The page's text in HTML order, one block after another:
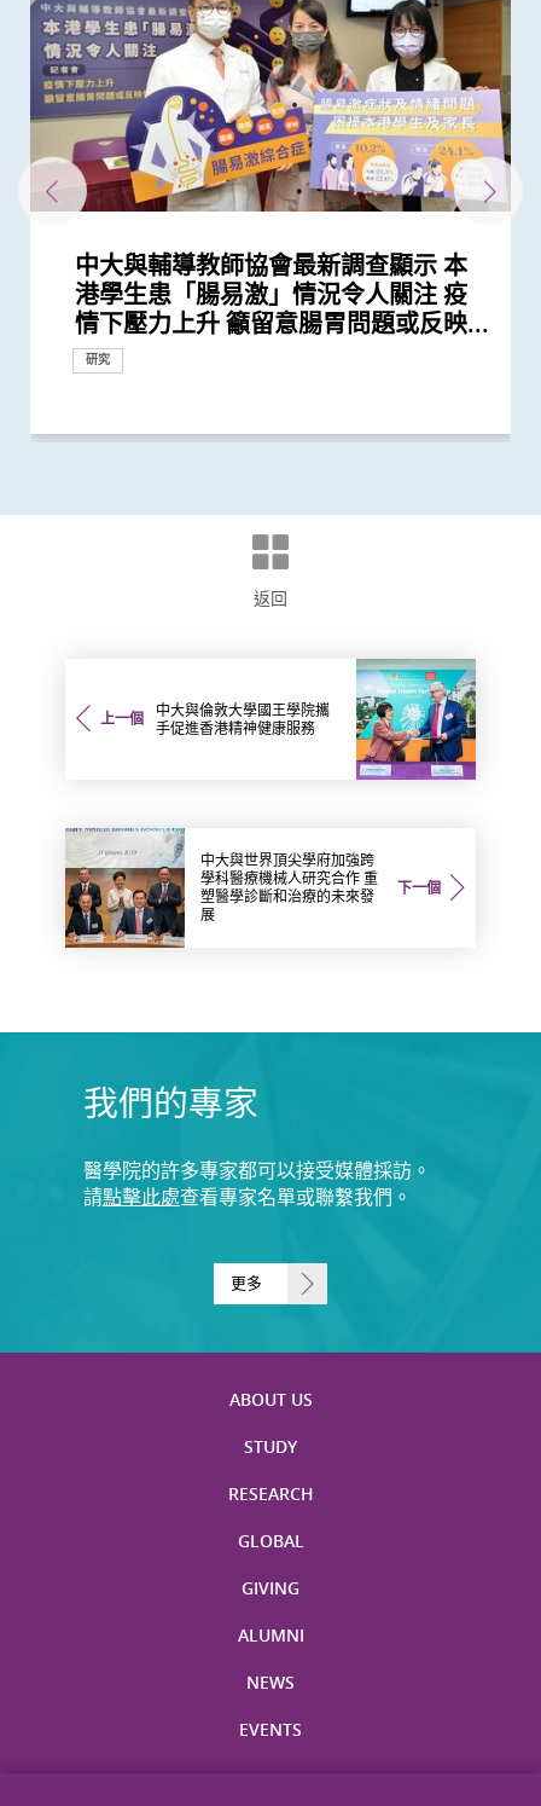
中大與輔導教師協會最新調查顯示 本
港學生患「腸易激」情況令人關注 疫
情下壓力上升 籲留意腸胃問題或反映...
研究
中大全球首項研究確認新大腸癌高風險
群組
研究
中大利用腸道微生物辨別慢性腸道疾病
研究
中大研究顯示新冠肺炎患者常見有肝臟
受損問題 建議監測患者肝功能 及早發
現病情惡化
研究
中大研究揭示全球大腸癌發病率有年輕
化趨勢
研究
中大公布世界首個全球「炎症性腸病」
於本世紀發病率及流行率系統性回顧研
究 發現本港發病率於過去30年急升...
研究
中大公布全球首個幽門螺旋菌流行病學
大型分析 揭全球44億人感染 亞洲包括
香港逾半人口為帶菌者
研究
中大夥澳洲專家研究東半球炎症性腸病
獲近年最大研究資助金額 勢揭腸道微
生物群之謎
研究
中大研究「腸道微生物移植」治療難辨
梭菌感染 治癒率為傳統抗生素治療的3
倍
研究
中大醫學院成功植入「脈衝產生器」醫
治胃酸倒流
外科創新技術
香港和澳門的炎症性腸病新增個案高踞
亞太區首三位 中大成立資料庫助市民
增加認知
研究
「賽馬會年輕糖尿支援計劃」為逾900
糖尿病年青患者提供連續血糖監測儀
數據顯示有效管控血糖 大幅降低嚴...
健康推廣計劃
與牛津大學十年研究合作 中大開發首
個華人糖尿預後預測模型
研究
中大醫學院長達近20年追蹤研究 揭示
妊娠糖尿及懷孕期血糖上升對孕婦及子
女的長期健康風險
研究
中大研究發現2型糖尿病對香港生產力
及經濟造成重大損失 年輕群組影響尤
為嚴重
研究
中大銀屑病關節炎研究重要突破 成功
修復受損關節骨頭 亦可保護關節結構
預防變形惡化
研究
中大發現調整生活方式的介入治療方案
可減輕近七成愛滋病病毒感染者的代謝
性脂肪肝病情
研究
中大威院成功以單一導管同時修補二尖
瓣及三尖瓣 治療嚴重心瓣倒流新突破
研究
中大利用大數據成功開發機器學習模型
精準預測老年糖尿病患者未來一年罹患
嚴重低血糖的風險
研究
中大研究顯示類風濕關節炎患者日服5
毫克皮質類固醇 出現心血管疾病的風
險增一倍
研究
新冠疫苗復必泰及科興引發之「T細胞
反應」可有效預防不同新冠病毒變異株
引起的嚴重疾病
研究
中大發現小腸癌在全球及本港發病率明
顯上升 高收入地區發病率較高
研究
中大發現新基因標記可預測糖尿病人患
冠心病風險 凸顯糖尿病精準治療的潛
力
研究
中大研究證實新冠口服藥有效降低院舍
長者五成入院風險及防止病情惡化
研究
中大醫學院腸胃科率領全球多國專家制
定臨床指引 以「非入侵性生物標誌
物」篩查大腸癌
研究
中大新技術有效評估愛滋病病毒感染者
的心臟病風險
研究
中大發現年輕糖尿病前期患者患糖尿病
的終生風險高達90% 心血管疾病風險增
近70%
研究
中大研究顯示持續服用RASi類藥物可以
降低 2型糖尿病晚期腎病患者出現心腎
併發症的風險
研究
中大全球首證血糖波動不穩的肥胖型糖
尿病患者有較高患癌風險 並證實接受
一類常用降血壓藥物的糖尿病患者患...
研究
港大及中大醫學院聯合研究發現已接種
疫苗人士 在感染新型冠狀病毒變異株
Omicron後能對不同的新冠病毒變異...
研究
中大醫學院領導國際研究顯示 成人1 型
糖尿病的新症發病率較傳統預期高
研究
四成港人腸道微生態失衡情況與新冠患
者類似 中大研發「微生態免疫力配
方」證有效促進新冠患者康復 有望提...
研究
中大醫學院聯同全球糖尿病知名專家合
作四年 為《刺針》制定糖尿病多元綜
合策略
國際合作
中大醫學院發現胰臟癌有全球上升及年
輕化趨勢 女性上升幅度較高
研究
中大研究顯示糖尿病死亡率及併發症發
生率正下降 唯年輕糖尿病患者情況未
見改善
研究
中大全球首證新冠患者腸道微生態現失
衡狀況 成功研發益生菌配方平衡腸道
微生態 有望增強免疫力
研究
中大醫學院與阿斯利康首度合作糖尿病
腎病研究 制訂全球應對糖尿病腎病新
策略
國際合作
患有多囊卵巢綜合症華人女性的糖尿病
風險是非患病人士的4倍
研究
多元化預防衰老活動有助減低衰老狀況
逾8成「前期衰老」長者逆轉為「非衰
老」
研究
中大為5,000港人免費驗腦 開展人口
基礎研究追蹤本港腦健康狀況
研究
中大發現嚴重睡眠窒息症未經治療患者
手術後較易出現心血管問題 籲手術前
進行睡眠窒息症評估以減風險
研究
中大成立「張金菱治療柏金遜綜合症研
究中心」 跨學科研嶄新方法 減慢柏金
遜病程
研究
中大全球首個「快速眼動睡眠行為障
礙」家庭研究 揭柏金遜病家族遺傳傾
向高達6倍 追蹤初期症狀如便秘 可提...
研究
中大研究發現每6位糖尿病患者有1位出
現腎功能急劇下降
研究
中大研究警示懷孕婦女注意體重增幅
研究
中大研究證實銀屑病關節炎患者炎症綜
合指數持續達標 能降低罹患心血管疾
病風險
研究
陳家亮教授成首位華人獲頒「美國腸胃
科醫學院國際領袖大獎」
獎項及榮譽
中大為本港老化人口制訂標準化認知測
試 及早辨識認知障礙症患者
臨床服務
中大研究發現非酒精性脂肪肝誘發肝癌
的關鍵致癌基因
研究
中大開展國際大型網上課程平台
Coursera首個英語中醫課程 普及教育
助推廣中醫藥至全球
教育
港韓瑞三地學者聯手研頂尖醫學科技
創新納米技術治療消化道及心血管疾病
國際合作
中大研究揭乙肝康復者仍存罹患肝癌風
險
研究
中大開展全球首個以「視網膜影像」篩
查華人阿茲海默症研究
研究
中大研究發現心房顫動引致中風個案15
年間上升3倍 宜及早服用抗凝血藥預防
中風
研究
中大研究證實家居診治睡眠窒息症成效
滿意 可處理半數公立醫院成人個案 大
幅縮減八成輪候時間
研究
中大建議所有孕婦作口服葡萄糖耐量測
試 全港兩成孕婦患妊娠糖尿 研究發現
其子女糖尿病風險為同齡兒童3倍
研究
香港中文大學與蘇黎世聯邦理工學院結
盟 共同研發創新醫學科技治腸胃病
國際合作
中大研究揭示脂肪肝問題不是肥胖人士
獨有
研究
中大公布全球首項「針對亞士匹靈引致
腸道出血」的新發現 停服亞士匹靈可
增加患嚴重心血管疾病及死亡風險逾...
研究
中大教授成為全球首位華人獲頒「世界
中風組織主席中風貢獻獎」 全球首創
「脈磁激法」助中風患者復修腦部功...
獎項及榮譽
中大研究發現每5名糖尿病患者中 1人
因脂肪肝引致嚴重肝纖維化或肝硬化
研究
中大成立周佩芳認知障礙預防研究中心
設立一站式簡易網站提供認知障礙症資
訊
研究
中大成立全球首個華人「早發性認知障
礙症」研究登記冊
研究
中大港大率先應用3D打印技術於複雜
心臟手術
研究
中大與全球30多國專家合作研究 發現
小中風新藥物療法
研究
中大與多國中風專家領導一項全球研究
發現及早評估與治療「小中風」可降低
七成中風風險
研究
中大就七種常見呼吸道病毒進行全港首
個流行病學分析 發現「呼吸道合胞病
毒」及「甲型流感」為兩大致命病毒
研究
中大推全港首個「多發性硬化症」中西
醫結合治療先導計劃 助患者控制病情
並紓緩疲勞及認知症狀
研究
中大公布亞洲首項針對肥胖「睡眠窒息
症」患者生活模式研究 證實個人化輔
導療程有效減輕病情
研究
中大篩查發現每三名社區長者就有一人
患腦小血管病 藉世界中風日呼籲及早
預防
臨床服務
中大率先引入「高頻信號檢測」技術以
確定腦部手術範圍 有效提升複雜性腦
癇症手術成效約三成
外科創新技術
中大醫學院許樹昌教授於《刺針》發表
評論新沙士文章 強調醫院感染控制措
施對控制疫情極為重要
研究
中大倡議新藥物治療標準逆轉腦血管硬
化
研究
中大最新研究揭示本港每年逾十萬非酒
精性脂肪肝新症
研究
中大醫科生研究發現本港高血壓人士藥
物依從性未如理想 僅五成患者血壓受
控
研究
中大研究指朋儕關顧 可減少受情緒困
擾之糖尿患者住院百分比
研究
中大與養和醫院攜手研究 發現抑鬱症
患者出現睡眠行為障礙或是腦退化先兆
研究
中大提倡結合房顫篩查及藥物教育 助
長者減低中風風險
臨床服務
社區衰老狀況篩查 發現65歲或以上的
社區人口中 過半已踏入前期衰老
研究
中大發現糖尿患者患抑鬱症風險為一般
人的兩倍 倡以一分鐘問卷及早評估糖
尿患者的精神健康狀況
研究
亞洲首例 中大率先引入「胃起搏器」
助胃癱病人恢復消化功能
外科創新技術
頭頸放射治療增中風風險 中大證實
「頸動脈支架成型術」成效顯著
研究
中大歡迎政府資助大腸癌篩查 全港性
大腸癌篩查計劃結果顯示約一成半參加
者有癌症或癌前病變
研究
香港中文大學成立消化疾病研究國家重
點實驗室 提升消化道疾病診治水平
造福人類健康
研究
中大與理大攜手在威院推行24小時遠程
中風溶栓治療服務
臨床服務
中大公布香港慢性腎病透析患者就業研
究並提倡中末期患者接受透析前的早期
教育計劃
研究
中大公布小中風的最新藥物治療方法
研究
中大制訂肝癌風險評估指數 準確預測
乙肝病人的肝癌風險
研究
中文大學與上海交通大學成功發現預測
中國人糖尿病的基因標記
研究
中大率先採用三維心臟超聲波以識别高
風險二尖瓣脱垂患者
研究
中大建議以舒緩性手法護理末期腦退化
症患者的吞嚥困難
研究
中大研究發現攝取過量鹽份會導致高血
壓及增加中風機會
研究
中大展開全港睡眠健康教育及改善計劃
建立健康睡眠及健康校園生活
健康推廣計劃
中大及港大研究團隊攜手成功發現腦癇
新基因標記
研究
中大率亞洲腎科專家倡議慢性腎病早期
診斷計劃
研究
中大證實為頸血管狹窄進行支架成型治
療及 為心臟衰竭患者植入心臟肌肉收
縮調節器成效顯著
研究
中大三名學者獲頒本年度裘槎基金會優
秀科研者獎
獎項及榮譽
中大公佈本港嚴重人類豬型流感的最新
情況
研究
中大率先引入無創經口內鏡賁門切開術
治療食道功能失調症
外科創新技術
返回
上一個
中大與倫敦大學國王學院攜
手促進香港精神健康服務
下一個
中大與世界頂尖學府加強跨
學科醫療機械人研究合作 重
塑醫學診斷和治療的未來發
展
我們的專家
醫學院的許多專家都可以接受媒體採訪。
請點擊此處查看專家名單或聯繫我們。
更多
ABOUT US
STUDY
RESEARCH
GLOBAL
GIVING
ALUMNI
NEWS
EVENTS